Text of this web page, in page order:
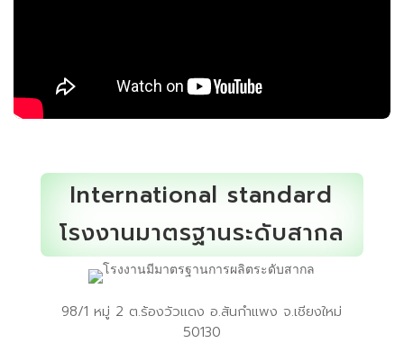
International standard
โรงงานมาตรฐานระดับสากล
98/1 หมู่ 2 ต.ร้องวัวแดง อ.สันกำแพง จ.เชียงใหม่
50130